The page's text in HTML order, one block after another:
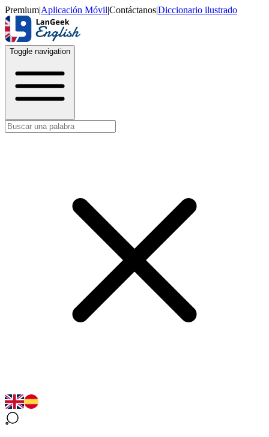
Premium|Aplicación Móvil|Contáctanos|Diccionario ilustrado
Toggle navigation